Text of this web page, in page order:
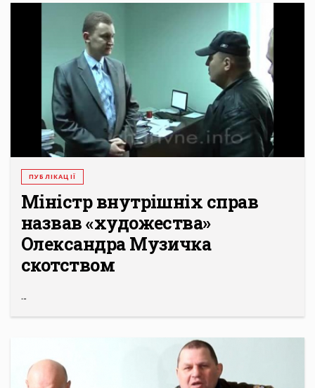
ПУБЛІКАЦІЇ
Міністр внутрішніх справ
назвав «художества»
Олександра Музичка
скотством
...